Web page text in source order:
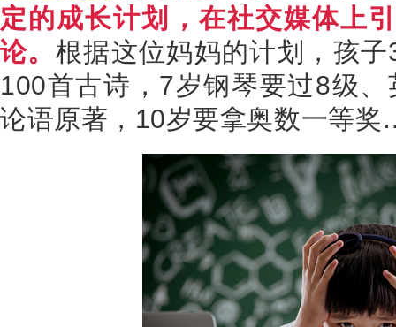
定的成长计划，在社交媒体上
论。 根据这位妈妈的计划，孩子
100首古诗， 7岁钢琴要过8级、
论语原著， 10岁要拿奥数一等